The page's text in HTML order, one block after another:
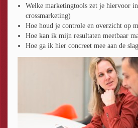
Welke marketingtools zet je hiervoor
crossmarketing)
Hoe houd je controle en overzicht op
Hoe kan ik mijn resultaten meetbaar
Hoe ga ik hier concreet mee aan de